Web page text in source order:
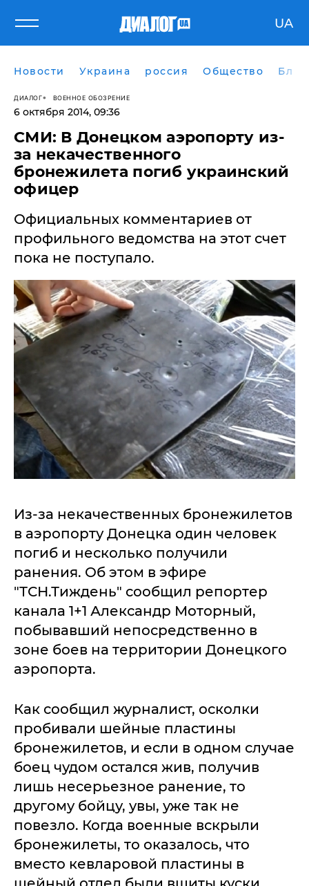
UA
Новости Украина россия Общество
ДИАЛОГ ВОЕННОЕ ОБОЗРЕНИЕ
6 октября 2014, 09:36
СМИ: В Донецком аэропорту из-
за некачественного
бронежилета погиб украинский
офицер
Официальных комментариев от
профильного ведомства на этот счет
пока не поступало.
Из-за некачественных бронежилетов
в аэропорту Донецка один человек
погиб и несколько получили
ранения. Об этом в эфире
"ТСН.Тиждень" сообщил репортер
канала 1+1 Александр Моторный,
побывавший непосредственно в
зоне боев на территории Донецкого
аэропорта.
Как сообщил журналист, осколки
пробивали шейные пластины
бронежилетов, и если в одном случае
боец чудом остался жив, получив
лишь несерьезное ранение, то
другому бойцу, увы, уже так не
повезло. Когда военные вскрыли
бронежилеты, то оказалось, что
вместо кевларовой пластины в